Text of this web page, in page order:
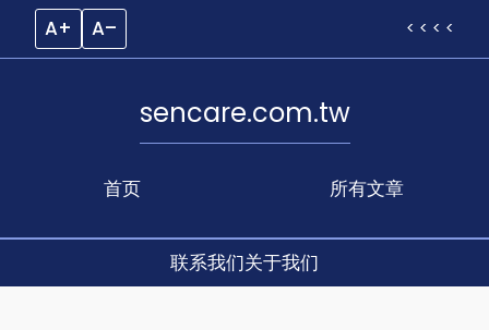
A+ A– < < < <
首页
sencare.com.tw
所有文章
联系我们关于我们